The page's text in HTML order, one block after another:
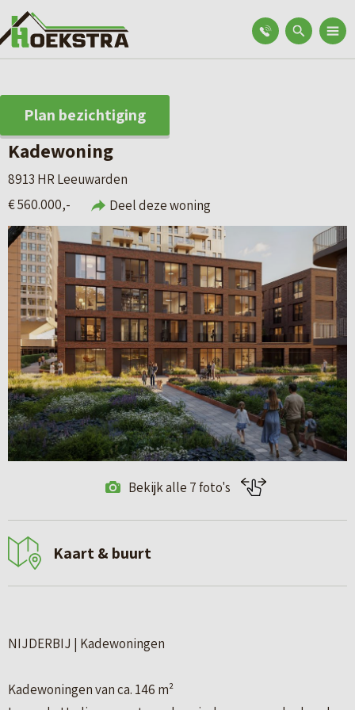
Plan bezichtiging
Kadewoning
8913 HR Leeuwarden
€ 560.000,-
Deel deze woning
Bekijk alle 7 foto's
Kaart & buurt
NIJDERBIJ | Kadewoningen
Kadewoningen van ca. 146 m²